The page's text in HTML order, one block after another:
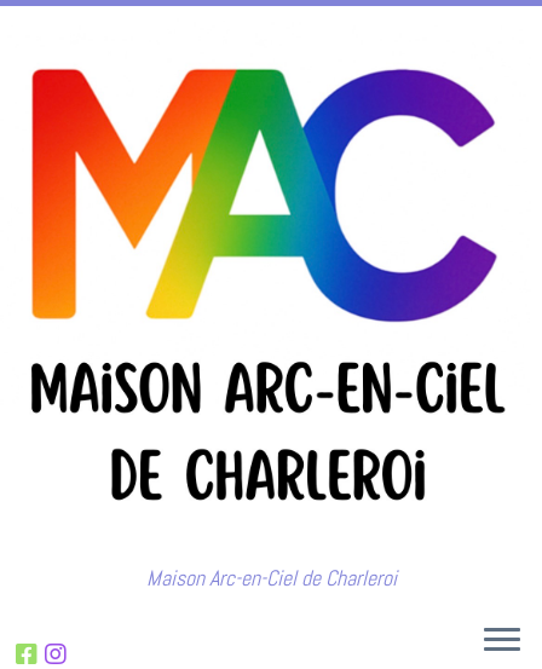
Maison Arc-en-Ciel de Charleroi